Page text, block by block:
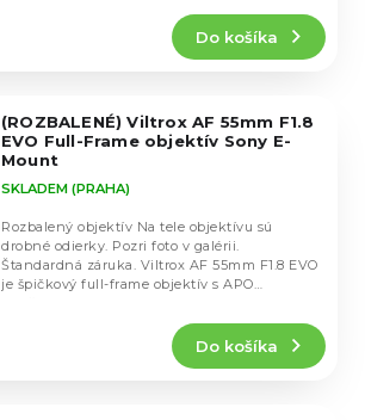
Do košíka
(ROZBALENÉ) Viltrox AF 55mm F1.8
EVO Full-Frame objektív Sony E-
Mount
SKLADEM (PRAHA)
Do košíka
Rozbalený objektív Na tele objektívu sú
drobné odierky. Pozri foto v galérii.
Štandardná záruka. Viltrox AF 55mm F1.8 EVO
je špičkový full-frame objektív s APO